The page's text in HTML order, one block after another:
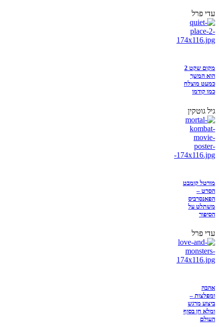
עדי פרל
מקום שקט 2
הוא המשך
כמעט מוצלח
כמו קודמו
גיל גוטקין
מורטל קומבט
הסרט –
הפאנסרביס
משתלט על
הסיפור
עדי פרל
אהבה
ומפלצות –
ביצוע מרגש
ומלא חן בסוף
העולם